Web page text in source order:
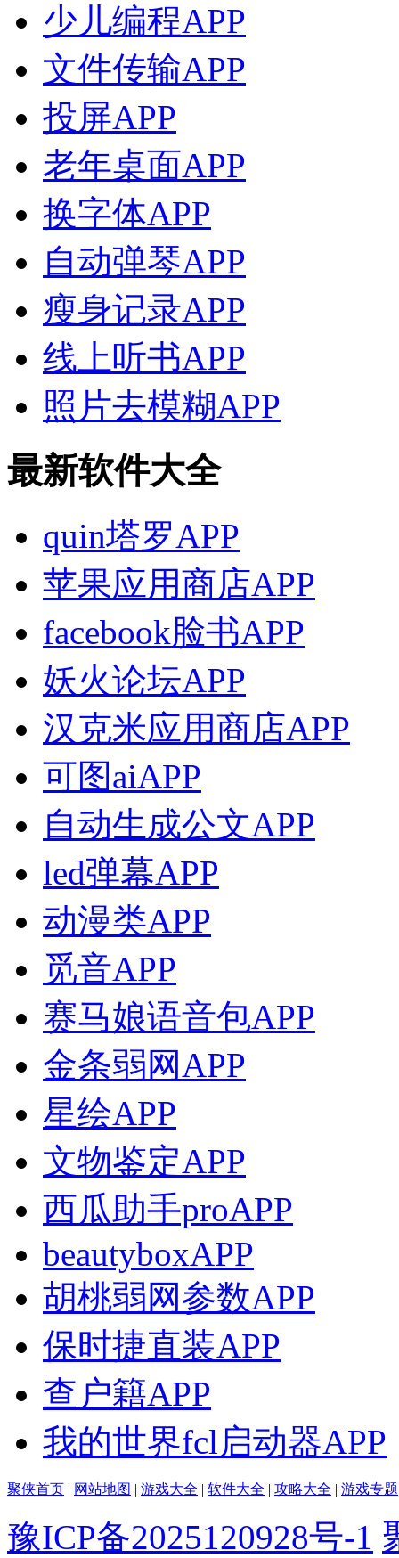
少儿编程APP
文件传输APP
投屏APP
老年桌面APP
换字体APP
自动弹琴APP
瘦身记录APP
线上听书APP
照片去模糊APP
最新软件大全
quin塔罗APP
苹果应用商店APP
facebook脸书APP
妖火论坛APP
汉克米应用商店APP
可图aiAPP
自动生成公文APP
led弹幕APP
动漫类APP
觅音APP
赛马娘语音包APP
金条弱网APP
星绘APP
文物鉴定APP
西瓜助手proAPP
beautyboxAPP
胡桃弱网参数APP
保时捷直装APP
查户籍APP
我的世界fcl启动器APP
聚侠首页 | 网站地图 | 游戏大全 | 软件大全 | 攻略大全 | 游戏专题
豫ICP备2025120928号-1